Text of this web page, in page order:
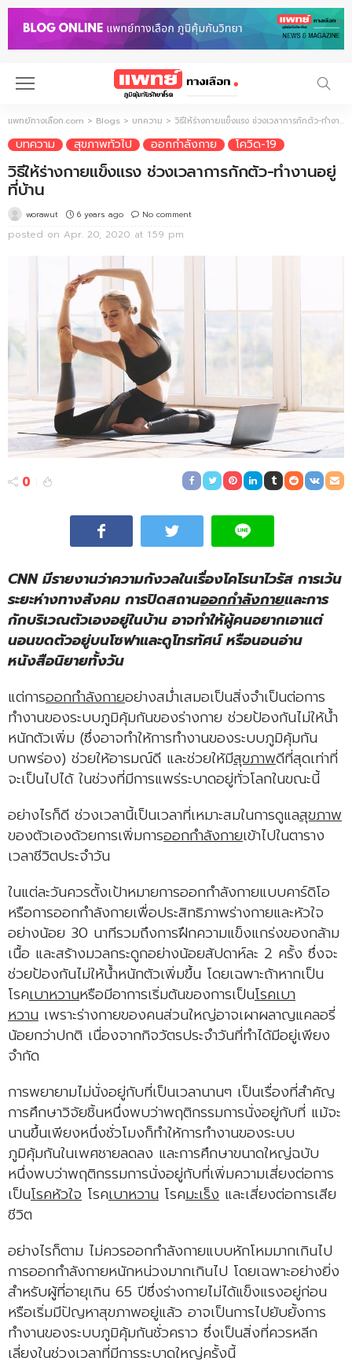
แพทย์ทางเลือก.com > Blogs > บทความ > วิธีให้ร่างกายแข็งแรง ช่วงเวลาการกักตัว-ทำงานอยู่ที่บ้าน
บทความ สุขภาพทั่วไป ออกกำลังกาย โควิด-19
วิธีให้ร่างกายแข็งแรง ช่วงเวลาการกักตัว-ทำงานอยู่
ที่บ้าน
worawut 6 years ago No comment
posted on Apr. 20, 2020 at 1:59 pm
0
CNN มีรายงานว่าความกังวลในเรื่องโคโรนาไวรัส การเว้น
ระยะห่างทางสังคม การปิดสถานออกกำลังกายและการ
กักบริเวณตัวเองอยู่ในบ้าน อาจทำให้ผู้คนอยากเอาแต่
นอนขดตัวอยู่บนโซฟาและดูโทรทัศน์ หรือนอนอ่าน
หนังสือนิยายทั้งวัน
แต่การออกกำลังกายอย่างสม่ำเสมอเป็นสิ่งจำเป็นต่อการ
ทำงานของระบบภูมิคุ้มกันของร่างกาย ช่วยป้องกันไม่ให้น้ำ
หนักตัวเพิ่ม (ซึ่งอาจทำให้การทำงานของระบบภูมิคุ้มกัน
บกพร่อง) ช่วยให้อารมณ์ดี และช่วยให้มีสุขภาพดีที่สุดเท่าที่
จะเป็นไปได้ ในช่วงที่มีการแพร่ระบาดอยู่ทั่วโลกในขณะนี้
อย่างไรก็ดี ช่วงเวลานี้เป็นเวลาที่เหมาะสมในการดูแลสุขภาพ
ของตัวเองด้วยการเพิ่มการออกกำลังกายเข้าไปในตาราง
เวลาชีวิตประจำวัน
ในแต่ละวันควรตั้งเป้าหมายการออกกำลังกายแบบคาร์ดิโอ
หรือการออกกำลังกายเพื่อประสิทธิภาพร่างกายและหัวใจ
อย่างน้อย 30 นาทีรวมถึงการฝึกความแข็งแกร่งของกล้าม
เนื้อ และสร้างมวลกระดูกอย่างน้อยสัปดาห์ละ 2 ครั้ง ซึ่งจะ
ช่วยป้องกันไม่ให้น้ำหนักตัวเพิ่มขึ้น โดยเฉพาะถ้าหากเป็น
โรคเบาหวานหรือมีอาการเริ่มต้นของการเป็นโรคเบา
หวาน เพราะร่างกายของคนส่วนใหญ่อาจเผาผลาญแคลอรี่
น้อยกว่าปกติ เนื่องจากกิจวัตรประจำวันที่ทำได้มีอยู่เพียง
จำกัด
การพยายามไม่นั่งอยู่กับที่เป็นเวลานานๆ เป็นเรื่องที่สำคัญ
การศึกษาวิจัยชิ้นหนึ่งพบว่าพฤติกรรมการนั่งอยู่กับที่ แม้จะ
นานขึ้นเพียงหนึ่งชั่วโมงก็ทำให้การทำงานของระบบ
ภูมิคุ้มกันในเพศชายลดลง และการศึกษาขนาดใหญ่ฉบับ
หนึ่งพบว่าพฤติกรรมการนั่งอยู่กับที่เพิ่มความเสี่ยงต่อการ
เป็นโรคหัวใจ โรคเบาหวาน โรคมะเร็ง และเสี่ยงต่อการเสีย
ชีวิต
อย่างไรก็ตาม ไม่ควรออกกำลังกายแบบหักโหมมากเกินไป
การออกกำลังกายหนักหน่วงมากเกินไป โดยเฉพาะอย่างยิ่ง
สำหรับผู้ที่อายุเกิน 65 ปีซึ่งร่างกายไม่ได้แข็งแรงอยู่ก่อน
หรือเริ่มมีปัญหาสุขภาพอยู่แล้ว อาจเป็นการไปยับยั้งการ
ทำงานของระบบภูมิคุ้มกันชั่วคราว ซึ่งเป็นสิ่งที่ควรหลีก
เลี่ยงในช่วงเวลาที่มีการระบาดใหญ่ครั้งนี้